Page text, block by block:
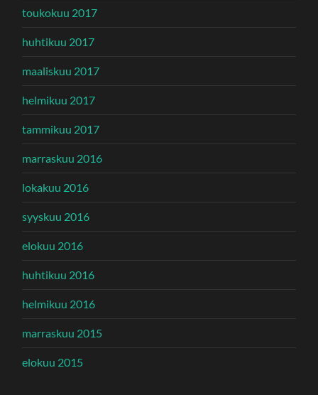
toukokuu 2017
huhtikuu 2017
maaliskuu 2017
helmikuu 2017
tammikuu 2017
marraskuu 2016
lokakuu 2016
syyskuu 2016
elokuu 2016
huhtikuu 2016
helmikuu 2016
marraskuu 2015
elokuu 2015